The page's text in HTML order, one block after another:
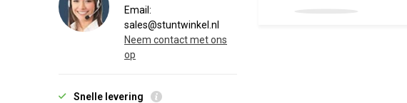
Email:
sales@stuntwinkel.nl
Neem contact met ons
op
Snelle levering